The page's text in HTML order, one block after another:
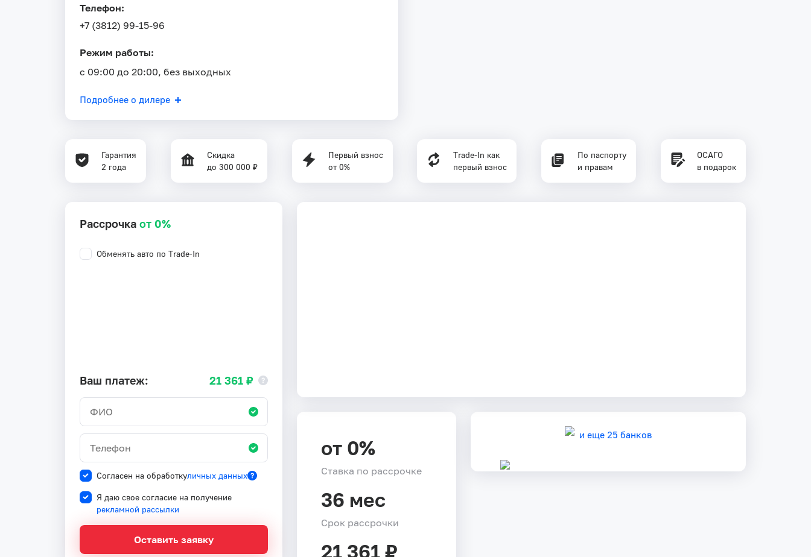
Телефон:
+7 (3812) 99-15-96
Режим работы:
с 09:00 до 20:00, без выходных
Подробнее о дилере
Гарантия
2 года
Скидка
до 300 000 ₽
Первый взнос
от 0%
Trade-In как
первый взнос
По паспорту
и правам
ОСАГО
в подарок
Рассрочка от 0%
Обменять авто по Trade-In
Ваш платеж: 21 361 ₽
Согласен на обработкуличных данных
Я даю свое согласие на получение
рекламной рассылки
Оставить заявку
от 0%
Ставка по рассрочке
36 мес
Срок рассрочки
21 361 ₽
и еще 25 банков